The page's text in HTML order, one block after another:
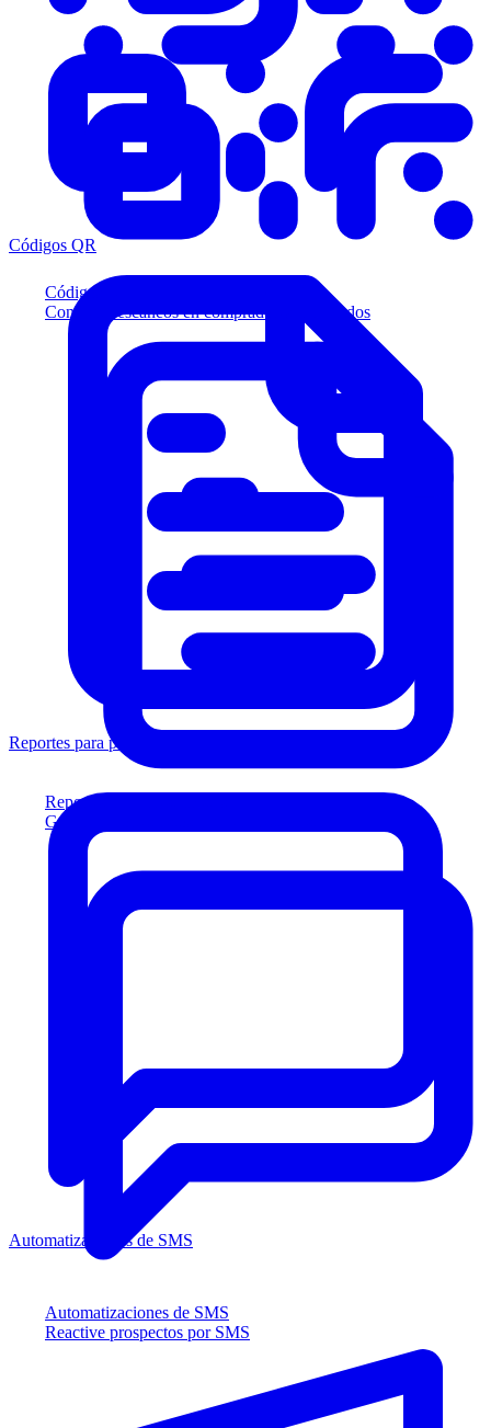
Códigos QR
Convierta escaneos en compradores calificados
Reportes para prestamistas
Genere reportes listos para el prestamista
Automatizaciones de SMS
Reactive prospectos por SMS
Códigos QR
Reportes para prestamistas
Automatizaciones de SMS